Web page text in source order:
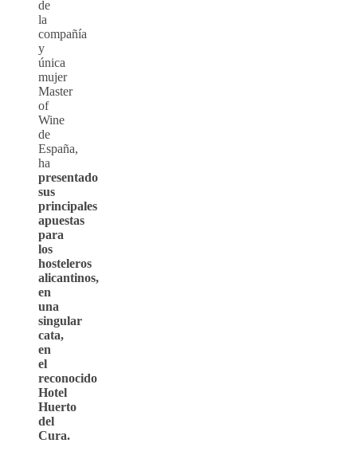
de
la
compañía
y
única
mujer
Master
of
Wine
de
España,
ha
presentado
sus
principales
apuestas
para
los
hosteleros
alicantinos,
en
una
singular
cata,
en
el
reconocido
Hotel
Huerto
del
Cura.